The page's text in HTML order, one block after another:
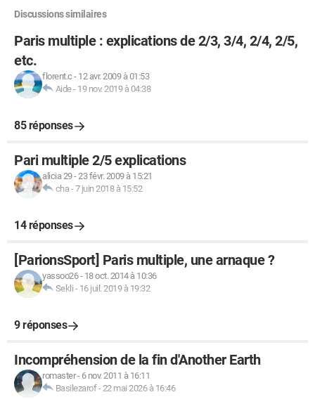
Discussions similaires
Paris multiple : explications de 2/3, 3/4, 2/4, 2/5,
etc.
florent.c - 12 avr. 2009 à 01:53
Aide- 19 nov. 2019 à 04:38
85 réponses
Pari multiple 2/5 explications
alicia 29-23 févr. 2009 à 15:21
cha -7 juin 2018 à 15:52
14 réponses
[ParionsSport] Paris multiple, une arnaque ?
yassoo26- 18 oct. 2014 à 10:36
Sekli - 16 juil. 2019 à 19:32
9 réponses
Incompréhension de la fin d'Another Earth
romaster- 6 nov. 2011 à 16:11
Basilezarof-22 mai 2026 à 16:46